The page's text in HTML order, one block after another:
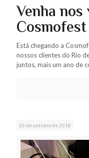
Venha
Está chegando a
nossos clientes do Rio
juntos, mais um ano de
26 de outubro de 2018